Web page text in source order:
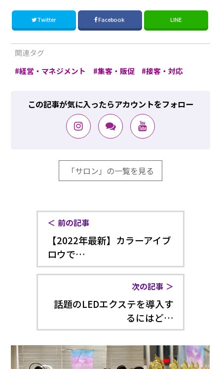
Twitter Facebook LINE
関連タグ
経営・マネジメント
集客・販促 接客・対応
この記事が気に入ったらアカウントをフォロー
「サロン」の一覧を見る
前の記事
【2022年最新】カラーアイブ
ロウで…
次の記事
話題のLEDエクステを導入す
るにはど…